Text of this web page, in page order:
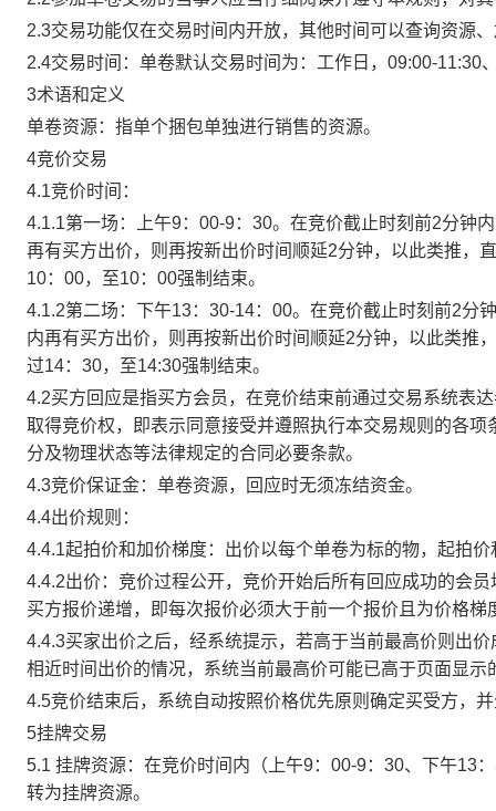
2.3交易功能仅在交易时间内开放，其他时间可以查询资源
2.4交易时间：单卷默认交易时间为：工作日，09:00-11:30
3术语和定义
单卷资源：指单个捆包单独进行销售的资源。
4竞价交易
4.1竞价时间：
4.1.1第一场：上午9：00-9：30。在竞价截止时刻前2分钟
再有买方出价，则再按新出价时间顺延2分钟，以此类推，
10：00，至10：00强制结束。
4.1.2第二场：下午13：30-14：00。在竞价截止时刻前2分
内再有买方出价，则再按新出价时间顺延2分钟，以此类推
过14：30，至14:30强制结束。
4.2买方回应是指买方会员，在竞价结束前通过交易系统表
取得竞价权，即表示同意接受并遵照执行本交易规则的各
分及物理状态等法律规定的合同必要条款。
4.3竞价保证金：单卷资源，回应时无须冻结资金。
4.4出价规则：
4.4.1起拍价和加价梯度：出价以每个单卷为标的物，起拍
4.4.2出价：竞价过程公开，竞价开始后所有回应成功的会
买方报价递增，即每次报价必须大于前一个报价且为价格
4.4.3买家出价之后，经系统提示，若高于当前最高价则出
相近时间出价的情况，系统当前最高价可能已高于页面显示
4.5竞价结束后，系统自动按照价格优先原则确定买受方，
5挂牌交易
5.1 挂牌资源：在竞价时间内（上午9：00-9：30、下午13
转为挂牌资源。